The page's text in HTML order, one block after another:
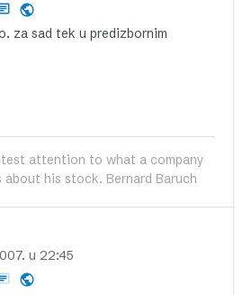
za sad tek u predizbornim
attention to what a company
about his stock. Bernard Baruch
u 22:45